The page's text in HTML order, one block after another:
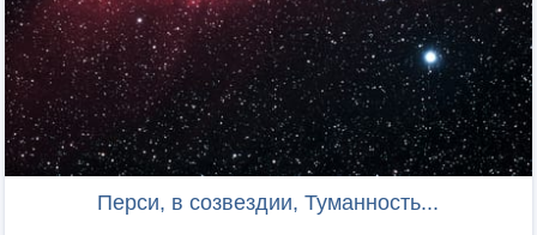
Перси, в созвездии, Туманность...